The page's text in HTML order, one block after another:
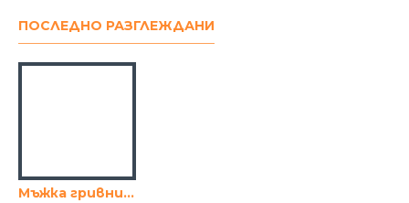
ПОСЛЕДНО РАЗГЛЕЖДАНИ
Мъжка гривни от неръждаема стомана, сребрист цвят/златист цвят